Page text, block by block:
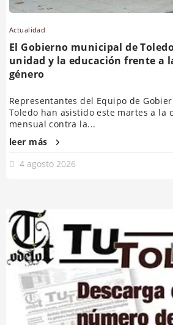
Actualidad
El Gobierno municipal de
unidad y la educación frente a
género
Representantes del Equipo de
Toledo han asistido este martes a la
mensual contra la...
leer más
4 agosto 2026